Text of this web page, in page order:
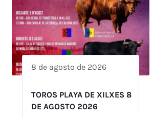
8 de agosto de 2026
TOROS PLAYA DE XILXES 8
DE AGOSTO 2026